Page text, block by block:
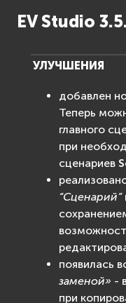
EV Studio
УЛУЧШЕНИЯ
добавлен
Теперь
главного
при
сценариев
“Сценарий”
появилась
заменой» -
при